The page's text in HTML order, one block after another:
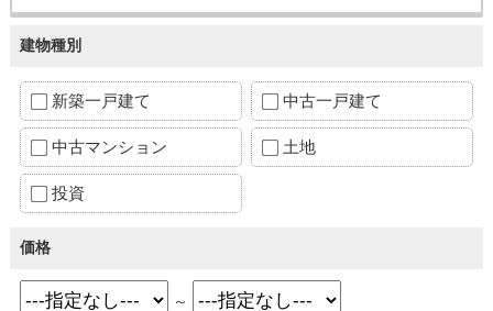
建物種別
新築一戸建て 中古一戸建て
中古マンション 土地
投資
価格
～